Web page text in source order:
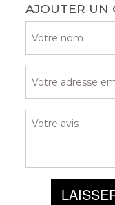
AJOUTER UN